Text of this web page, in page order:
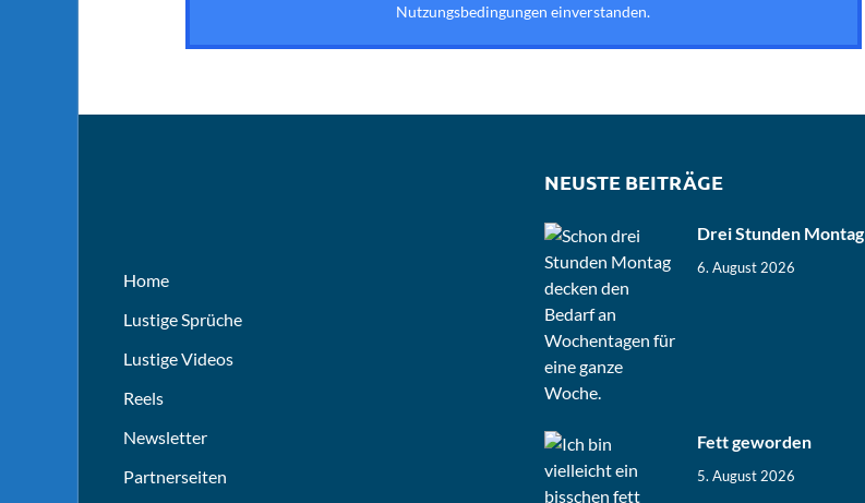
Nutzungsbedingungen einverstanden.
Home
Lustige Sprüche
Lustige Videos
Reels
Newsletter
Partnerseiten
NEUSTE BEITRÄGE
Drei Stunden Montag
6. August 2026
Fett geworden
5. August 2026